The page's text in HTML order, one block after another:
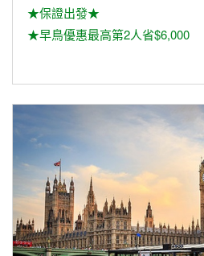
★保證出發★
★早鳥優惠最高第2人省$6,000